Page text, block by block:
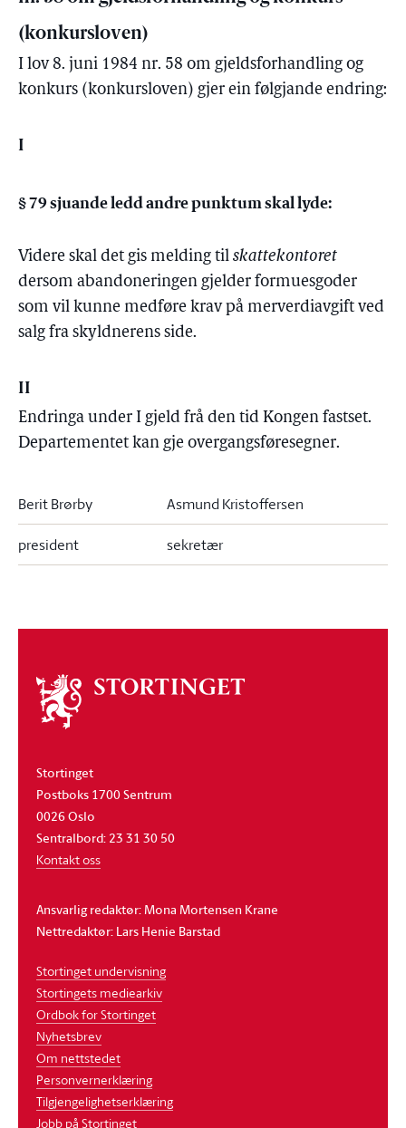
(konkursloven)
I lov 8. juni 1984 nr. 58 om gjeldsforhandling og
konkurs (konkursloven) gjer ein følgjande endring:
I
§ 79 sjuande ledd andre punktum skal lyde:
Videre skal det gis melding til skattekontoret
dersom abandoneringen gjelder formuesgoder
som vil kunne medføre krav på merverdiavgift ved
salg fra skyldnerens side.
II
Endringa under I gjeld frå den tid Kongen fastset.
Departementet kan gje overgangsføresegner.
Berit Brørby Asmund Kristoffersen
president sekretær
Om
stortinget
Stortinget
Postboks 1700 Sentrum
0026 Oslo
Sentralbord: 23 31 30 50
Kontakt oss
Ansvarlig redaktør: Mona Mortensen Krane
Nettredaktør: Lars Henie Barstad
Stortinget undervisning
Stortingets mediearkiv
Ordbok for Stortinget
Nyhetsbrev
Om nettstedet
Personvernerklæring
Tilgjengelighetserklæring
Jobb på Stortinget